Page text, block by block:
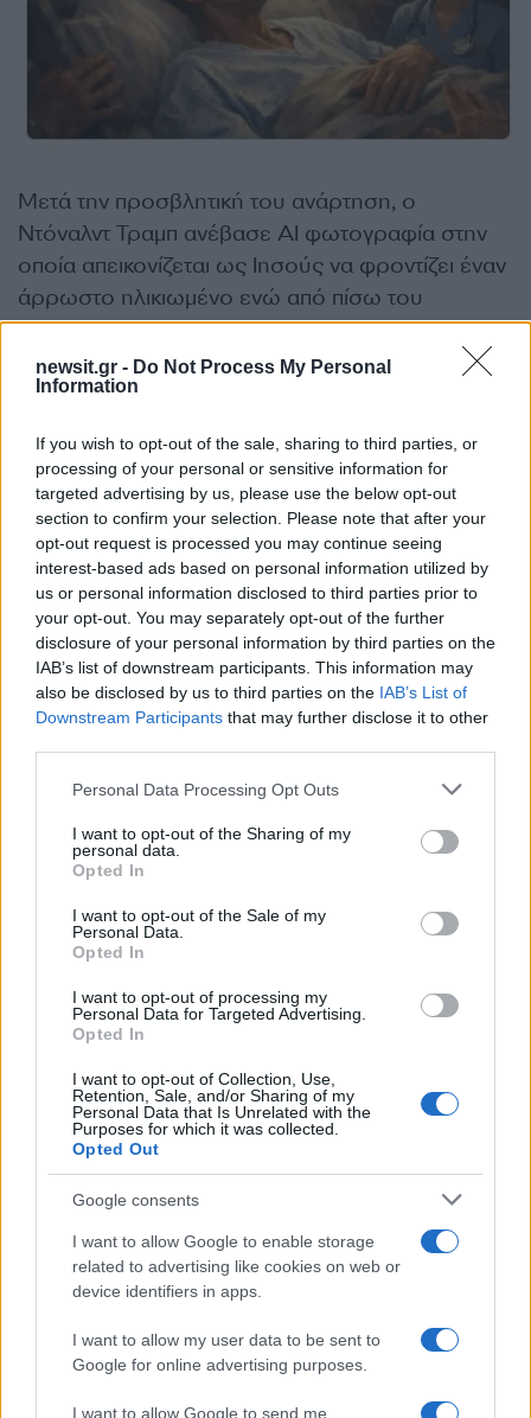
newsit.gr - Do Not Process My Personal
Information
If you wish to opt-out of the sale, sharing to third parties, or
processing of your personal or sensitive information for
targeted advertising by us, please use the below opt-out
section to confirm your selection. Please note that after your
opt-out request is processed you may continue seeing
interest-based ads based on personal information utilized by
us or personal information disclosed to third parties prior to
your opt-out. You may separately opt-out of the further
disclosure of your personal information by third parties on the
IAB’s list of downstream participants. This information may
also be disclosed by us to third parties on the IAB’s List of
Downstream Participants that may further disclose it to other
Please note that this website/app uses one or more Google
not limited to your visit or usage behaviour. You may click to
grant or deny consent to Google and its third-party tags to
use your data for below specified purposes in below Google
consent section.
Personal Data Processing Opt Outs
I want to opt-out of the Sharing of my
personal data.
Opted In
I want to opt-out of the Sale of my
Personal Data.
Opted In
I want to opt-out of processing my
Personal Data for Targeted Advertising.
Opted In
I want to opt-out of Collection, Use,
Retention, Sale, and/or Sharing of my
Personal Data that Is Unrelated with the
Purposes for which it was collected.
Opted Out
Google consents
I want to allow Google to enable storage
related to advertising like cookies on web or
device identifiers in apps.
I want to allow my user data to be sent to
Google for online advertising purposes.
I want to allow Google to send me
Μετά την προσβλητική του ανάρτηση, ο
Ντόναλντ Τραμπ ανέβασε ΑΙ φωτογραφία στην
οποία απεικονίζεται ως Ιησούς να φροντίζει έναν
άρρωστο ηλικιωμένο ενώ από πίσω του
κυματίζει η σημαία των ΗΠΑ και εμφανίζεται ο
αετός – σύμβολο των ΗΠΑ, το Άγαλμα της
Ελευθερίας και το Καπιτώλιο.
Σχόλια
Σχολίασε εδώ
Αν τα χάσατε
στην Πάρο: Τα τρία σημεία
που εστιάζουν οι
αστυνομικοί για τον πνιγμό
στην πισίνα
φτάνουν τα 80 χλμ/
«Red Code» σε 6
για κίνδυνο